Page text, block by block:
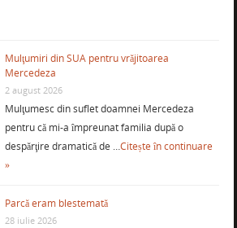
Mulţumiri din SUA pentru vrăjitoarea
Mercedeza
2 august 2026
Mulţumesc din suflet doamnei Mercedeza
pentru că mi-a împreunat familia după o
despărţire dramatică de …Citește în continuare
»
Parcă eram blestemată
28 iulie 2026